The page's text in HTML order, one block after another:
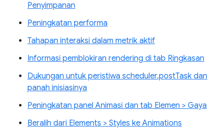
Penyimpanan
Peningkatan performa
Tahapan interaksi dalam metrik aktif
Informasi pemblokiran rendering di tab Ringkasan
Dukungan untuk peristiwa scheduler.postTask dan
panah inisiasinya
Peningkatan panel Animasi dan tab Elemen > Gaya
Beralih dari Elements > Styles ke Animations